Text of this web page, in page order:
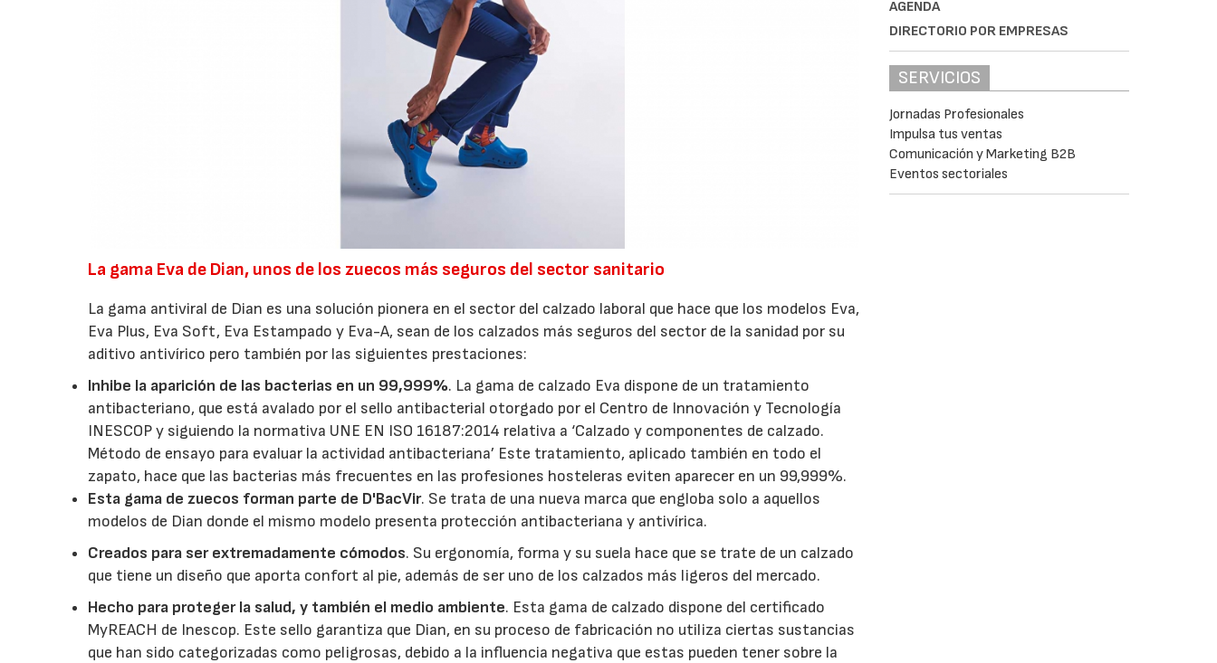
La gama Eva de Dian, unos de los zuecos más seguros del sector sanitario
La gama antiviral de Dian es una solución pionera en el sector del calzado laboral que hace que los modelos Eva,
Eva Plus, Eva Soft, Eva Estampado y Eva-A, sean de los calzados más seguros del sector de la sanidad por su
aditivo antivírico pero también por las siguientes prestaciones:
Inhibe la aparición de las bacterias en un 99,999%. La gama de calzado Eva dispone de un tratamiento
antibacteriano, que está avalado por el sello antibacterial otorgado por el Centro de Innovación y Tecnología
INESCOP y siguiendo la normativa UNE EN ISO 16187:2014 relativa a ‘Calzado y componentes de calzado.
Método de ensayo para evaluar la actividad antibacteriana’ Este tratamiento, aplicado también en todo el
zapato, hace que las bacterias más frecuentes en las profesiones hosteleras eviten aparecer en un 99,999%.
Esta gama de zuecos forman parte de D'BacVir. Se trata de una nueva marca que engloba solo a aquellos
modelos de Dian donde el mismo modelo presenta protección antibacteriana y antivírica.
Creados para ser extremadamente cómodos. Su ergonomía, forma y su suela hace que se trate de un calzado
que tiene un diseño que aporta confort al pie, además de ser uno de los calzados más ligeros del mercado.
Hecho para proteger la salud, y también el medio ambiente. Esta gama de calzado dispone del certificado
MyREACH de Inescop. Este sello garantiza que Dian, en su proceso de fabricación no utiliza ciertas sustancias
que han sido categorizadas como peligrosas, debido a la influencia negativa que estas pueden tener sobre la
AGENDA
DIRECTORIO POR EMPRESAS
SERVICIOS
Jornadas Profesionales
Impulsa tus ventas
Comunicación y Marketing B2B
Eventos sectoriales